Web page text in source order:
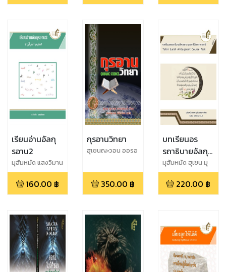
เรียนอ่านอัลกุ
รอาน2
มุฮัมหมัด แสงวิมาน
160.00 ฿
กุรอานวิทยา
ฮุเซนญะวอน ออรอ
350.00 ฿
บทเรียนอร
รถาธิบายอัลกุ
รอานซูเราะ
ฮ์อัลบะเกาะเราะ
ฮ์
มุฮัมหมัด ฮุเซน มุ
ฮัมมะดี
220.00 ฿